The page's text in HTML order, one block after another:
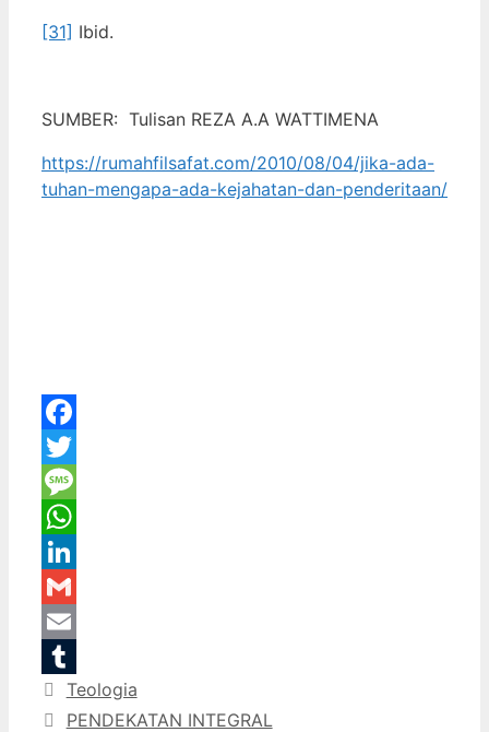
[31] Ibid.
SUMBER: Tulisan REZA A.A WATTIMENA
https://rumahfilsafat.com/2010/08/04/jika-ada-
tuhan-mengapa-ada-kejahatan-dan-penderitaan/
Facebook
Twitter
Message
WhatsApp
LinkedIn
Gmail
Email
Tumblr
Categories
Teologia
PENDEKATAN INTEGRAL